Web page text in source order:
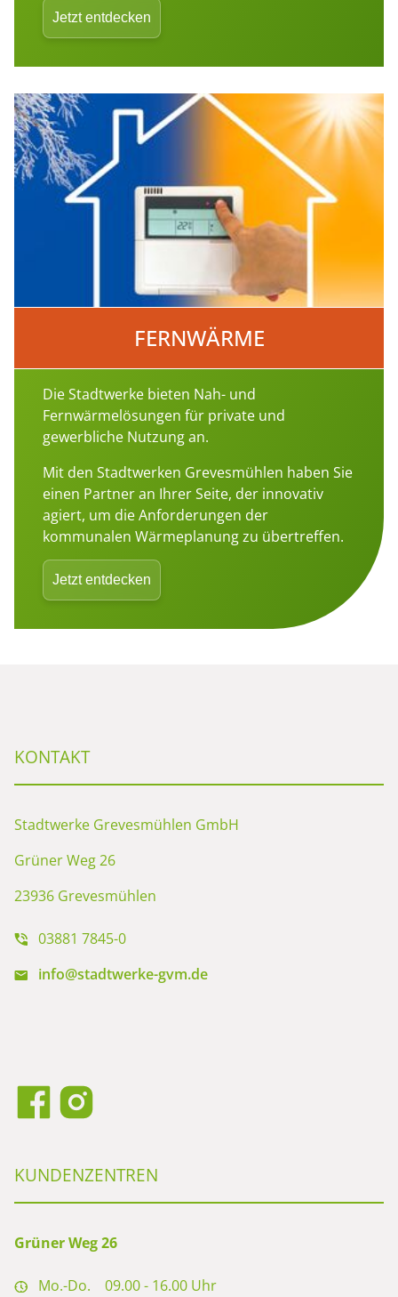
Jetzt entdecken
FERNWÄRME
Die Stadtwerke bieten Nah- und
Fernwärmelösungen für private und
gewerbliche Nutzung an.
Mit den Stadtwerken Grevesmühlen haben Sie
einen Partner an Ihrer Seite, der innovativ
agiert, um die Anforderungen der
kommunalen Wärmeplanung zu übertreffen.
Jetzt entdecken
KONTAKT
Stadtwerke Grevesmühlen GmbH
Grüner Weg 26
23936 Grevesmühlen
03881 7845-0
info@stadtwerke-gvm.de
KUNDENZENTREN
Grüner Weg 26
Mo.-Do. 09.00 - 16.00 Uhr